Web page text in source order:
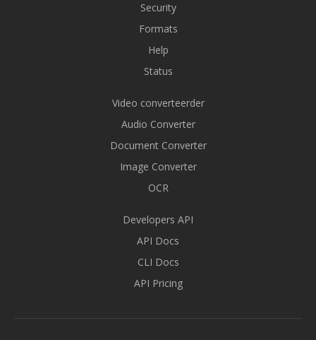
Security
Formats
Help
Status
Video converteerder
Audio Converter
Document Converter
Image Converter
OCR
Developers API
API Docs
CLI Docs
API Pricing